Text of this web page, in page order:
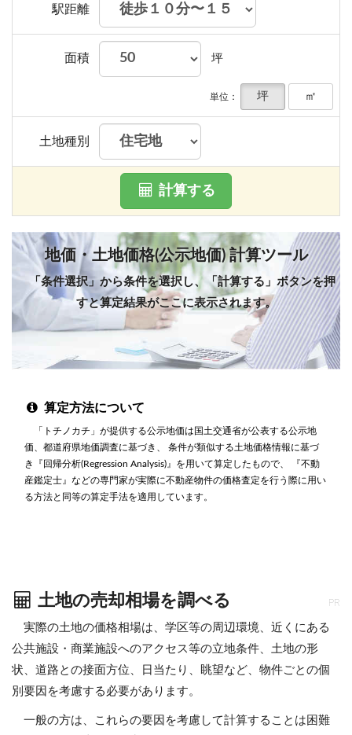
駅距離
面積 坪
単位： 坪 ㎡
土地種別
計算する
地価・土地価格(公示地価) 計算ツール
「条件選択」から条件を選択し、「計算する」ボタンを押
すと算定結果がここに表示されます。
算定方法について
「トチノカチ」が提供する公示地価は国土交通省が公表する公示地
価、都道府県地価調査に基づき、 条件が類似する土地価格情報に基づ
き『回帰分析(Regression Analysis)』を用いて算定したもので、 『不動
産鑑定士』などの専門家が実際に不動産物件の価格査定を行う際に用い
る方法と同等の算定手法を適用しています。
土地の売却相場を調べる PR
実際の土地の価格相場は、学区等の周辺環境、近くにある
公共施設・商業施設へのアクセス等の立地条件、土地の形
状、道路との接面方位、日当たり、眺望など、物件ごとの個
別要因を考慮する必要があります。
一般の方は、これらの要因を考慮して計算することは困難